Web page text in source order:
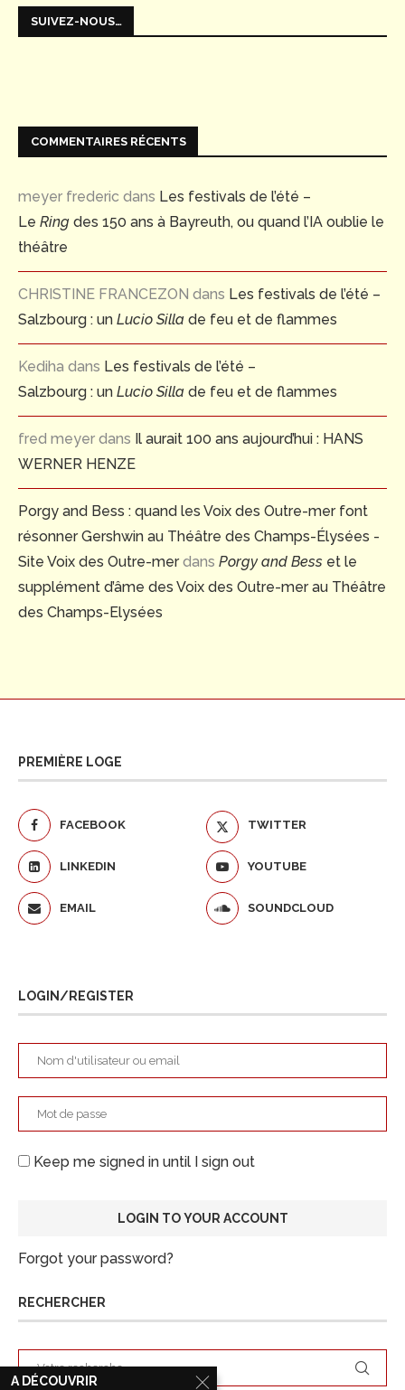
SUIVEZ-NOUS…
COMMENTAIRES RÉCENTS
meyer frederic dans Les festivals de l’été –
Le Ring des 150 ans à Bayreuth, ou quand l’IA oublie le
théâtre
CHRISTINE FRANCEZON dans Les festivals de l’été –
Salzbourg : un Lucio Silla de feu et de flammes
Kediha dans Les festivals de l’été –
Salzbourg : un Lucio Silla de feu et de flammes
fred meyer dans Il aurait 100 ans aujourd’hui : HANS
WERNER HENZE
Porgy and Bess : quand les Voix des Outre-mer font
résonner Gershwin au Théâtre des Champs-Élysées -
Site Voix des Outre-merdans Porgy and Bess et le
supplément d’âme des Voix des Outre-mer au Théâtre
des Champs-Elysées
PREMIÈRE LOGE
FACEBOOK TWITTER
LINKEDIN YOUTUBE
EMAIL SOUNDCLOUD
LOGIN/REGISTER
Keep me signed in until I sign out
Forgot your password?
RECHERCHER
A DÉCOUVRIR